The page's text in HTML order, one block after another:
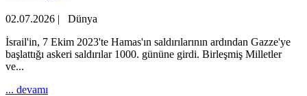
02.07.2026 |
Dünya
İsrail'in, 7 Ekim 2023'te Hamas'ın saldırılarının ardından Gazze'ye
başlattığı askeri saldırılar 1000. gününe girdi. Birleşmiş Milletler
ve...
... devamı